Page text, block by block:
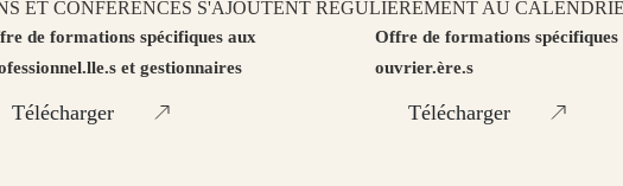
ET CONFÉRENCES S'AJOUTENT RÉGULIÈREMENT AU
de formations spécifiques aux
et gestionnaires
Télécharger
Offre de formations spécifiques
ouvrier.ère.s
Télécharger